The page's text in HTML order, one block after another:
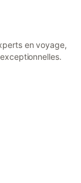
en voyage,